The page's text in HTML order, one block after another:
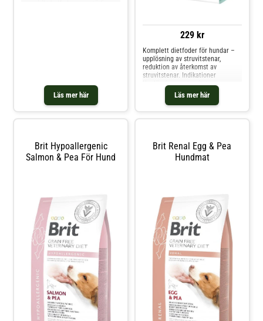
Läs mer här
229 kr
Läs mer här
Komplett dietfoder för hundar –
upplösning av struvitstenar,
reduktion av återkomst av
struvitstenar. Indikationer
Upplösning av struvitstenar
Förhindra återkomsten av
struvitstenar Sjukdomar i
urinvägarna
hundar med kronisk n
Brit Hypoallergenic
Salmon & Pea För Hund
Brit Renal Egg & Pea
Hundmat